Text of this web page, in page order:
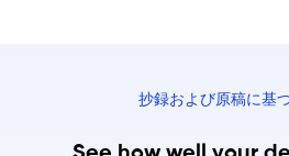
抄録および原稿に基